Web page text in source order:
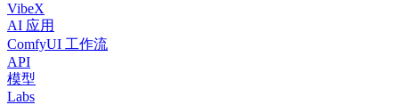
VibeX
AI 应用
ComfyUI 工作流
API
模型
Labs